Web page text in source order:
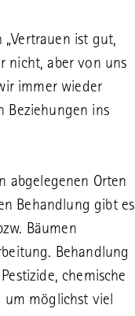
„Vertrauen ist gut,
nicht, aber von uns
immer wieder
Beziehungen ins
abgelegenen Orten
Behandlung gibt es
Bäumen
Behandlung
chemische
um möglichst viel